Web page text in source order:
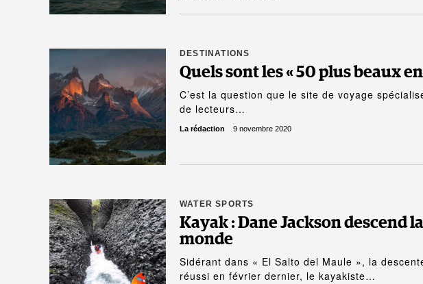
DESTINATIONS
Quels sont les « 50 plus beaux
C’est la question que le site de voyage
de lecteurs…
La rédaction 9 novembre 2020
WATER SPORTS
Kayak : Dane Jackson descend
monde
Sidérant dans « El Salto del Maule », la
réussi en février dernier, le kayakiste…